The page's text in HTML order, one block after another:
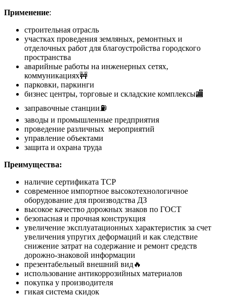
Применение:
строительная отрасль
участках проведения земляных, ремонтных и
отделочных работ для благоустройства городского
пространства
аварийные работы на инженерных сетях,
коммуникациях🚧
парковки, паркинги
бизнес центры, торговые и складские комплексы🏬
заправочные станции⛽
заводы и промышленные предприятия
проведение различных мероприятий
управление объектами
защита и охрана труда
Преимущества:
наличие сертификата ТСР
современное импортное высокотехнологичное
оборудование для производства ДЗ
высокое качество дорожных знаков по ГОСТ
безопасная и прочная конструкция
увеличение эксплуатационных характеристик за счет
увеличения упругих деформаций и как следствие
снижение затрат на содержание и ремонт средств
дорожно-знаковой информации
презентабельный внешний вид🔥
использование антикоррозийных материалов
покупка у производителя
гикая система скидок